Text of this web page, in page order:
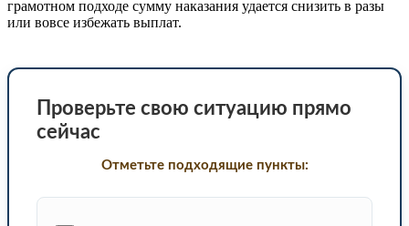
грамотном подходе сумму наказания удается снизить в разы
или вовсе избежать выплат.
Проверьте свою ситуацию прямо
сейчас
Отметьте подходящие пункты: